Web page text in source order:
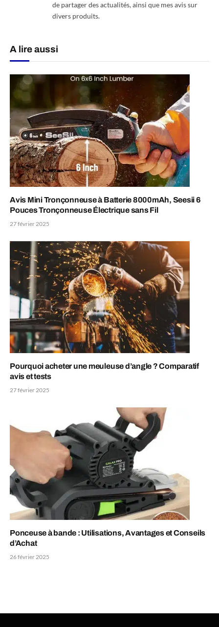
de partager des actualités, ainsi que mes avis sur
divers produits.
A lire aussi
Avis Mini Tronçonneuse à Batterie 8000mAh, Seesii 6
Pouces Tronçonneuse Électrique sans Fil
27 février 2025
Pourquoi acheter une meuleuse d’angle ? Comparatif
avis et tests
27 février 2025
Ponceuse à bande : Utilisations, Avantages et Conseils
d’Achat
26 février 2025